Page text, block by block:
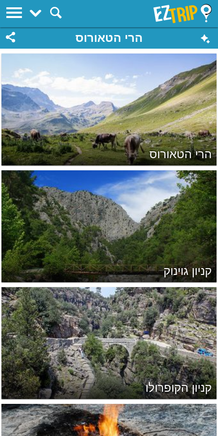
EZTrip
הרי הטאורוס
הרי הטאורוס
קניון גוינוק
קניון הקופרולו